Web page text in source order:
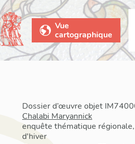
Vue
cartographique
Dossier d’œuvre objet
Chalabi Maryannick
enquête thématique
d'hiver